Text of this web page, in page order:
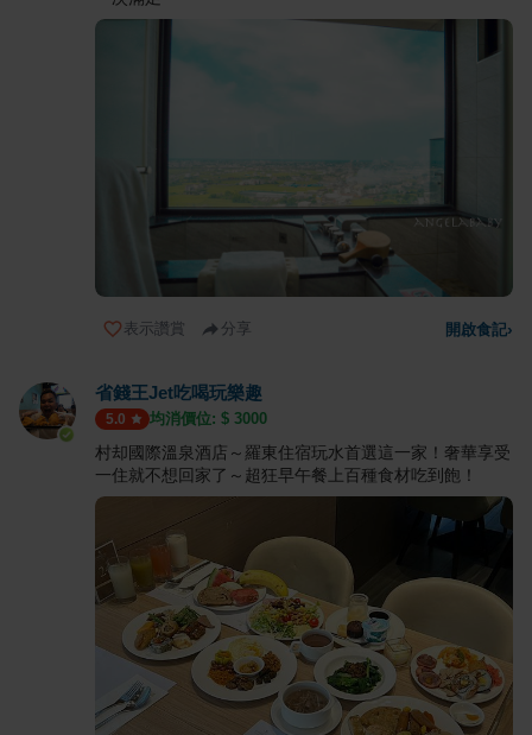
表示讚賞 分享 開啟食記›
省錢王Jet吃喝玩樂趣
5.0 均消價位: $ 3000
村却國際溫泉酒店～羅東住宿玩水首選這一家！奢華享受
一住就不想回家了～超狂早午餐上百種食材吃到飽！